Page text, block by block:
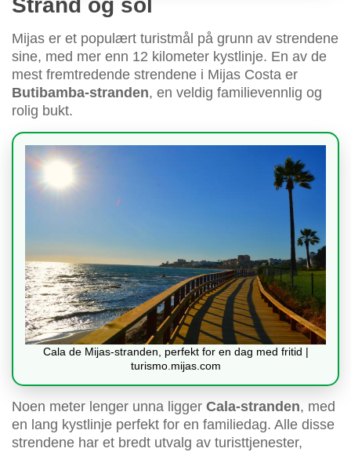
Strand og sol
Mijas er et populært turistmål på grunn av strendene
sine, med mer enn 12 kilometer kystlinje. En av de
mest fremtredende strendene i Mijas Costa er
Butibamba-stranden, en veldig familievennlig og
rolig bukt.
Cala de Mijas-stranden, perfekt for en dag med fritid |
turismo.mijas.com
Noen meter lenger unna ligger Cala-stranden, med
en lang kystlinje perfekt for en familiedag. Alle disse
strendene har et bredt utvalg av turisttjenester,